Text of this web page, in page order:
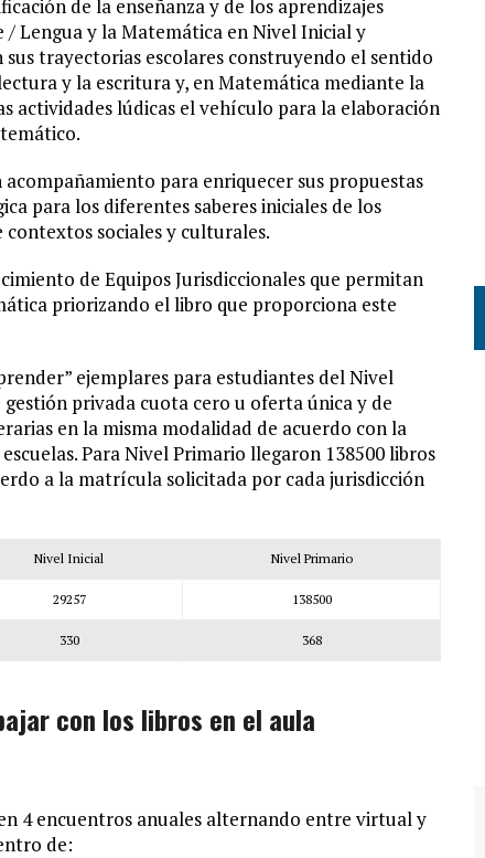
de la enseñanza y de los aprendizajes
/ Lengua y la Matemática en Nivel Inicial y
trayectorias escolares construyendo el sentido
y la escritura y, en Matemática mediante la
actividades lúdicas el vehículo para la elaboración
para enriquecer sus propuestas
para los diferentes saberes iniciales de los
sociales y culturales.
de Equipos Jurisdiccionales que permitan
priorizando el libro que proporciona este
ejemplares para estudiantes del Nivel
privada cuota cero u oferta única y de
en la misma modalidad de acuerdo con la
Para Nivel Primario llegaron 138500 libros
a la matrícula solicitada por cada jurisdicción
Nivel Inicial Nivel Primario
29257 138500
330 368
con los libros en el aula
4 encuentros anuales alternando entre virtual y
de: